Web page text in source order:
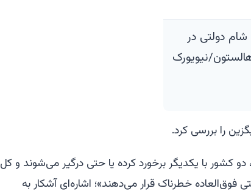
دولتی در
نیویورک
را بررسی کرد.
کشور با یکدیگر برخورد کرده یا حتی درگیر می‌شوند و کل
فوق‌العاده خطرناک قرار می‌دهند»؛ اشاره‌ای آشکار به